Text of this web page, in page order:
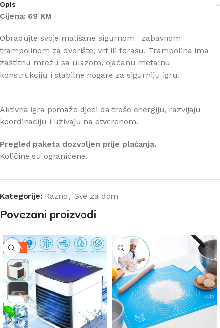
Opis
Cijena: 69 KM
Obradujte svoje mališane sigurnom i zabavnom
trampolinom za dvorište, vrt ili terasu. Trampolina ima
zaštitnu mrežu sa ulazom, ojačanu metalnu
konstrukciju i stabilne nogare za sigurniju igru.
Aktivna igra pomaže djeci da troše energiju, razvijaju
koordinaciju i uživaju na otvorenom.
Pregled paketa dozvoljen prije plaćanja.
Količine su ograničene.
Kategorije: Razno , Sve za dom
Povezani proizvodi
-45%